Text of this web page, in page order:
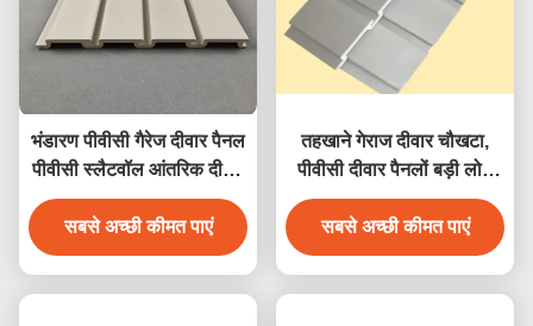
भंडारण पीवीसी गैरेज दीवार पैनल
पीवीसी स्लैटवॉल आंतरिक दीवार
सजावट
सबसे अच्छी कीमत पाएं
तहखाने गेराज दीवार चौखटा,
पीवीसी दीवार पैनलों बड़ी लोड
क्षमता के साथ
सबसे अच्छी कीमत पाएं